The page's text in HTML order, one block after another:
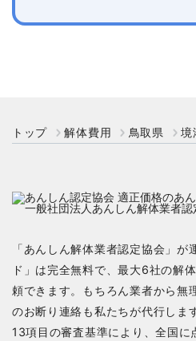
トップ 解体費用 鳥取県 境
「あんしん解体業者認定協会」が
ド」は完全無料で、最大6社の解
頼できます。もちろん業者から無
のお断り連絡も私たちが代行しま
13項目の審査基準により、全国